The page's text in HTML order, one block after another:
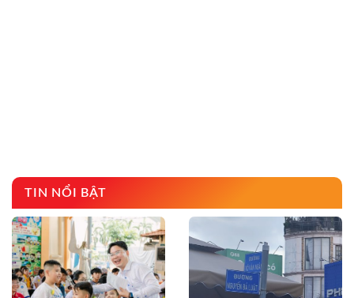
TIN NỔI BẬT